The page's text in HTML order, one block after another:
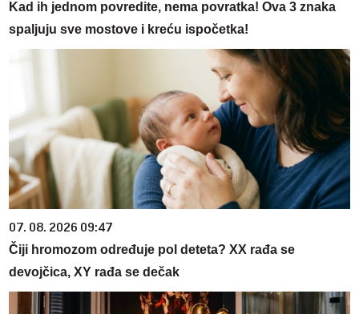
Kad ih jednom povredite, nema povratka! Ova 3 znaka
spaljuju sve mostove i kreću ispočetka!
07. 08. 2026 09:47
Čiji hromozom određuje pol deteta? XX rađa se
devojčica, XY rađa se dečak